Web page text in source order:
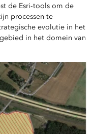
de Esri-tools om de
processen te
evolutie in het
in het domein van